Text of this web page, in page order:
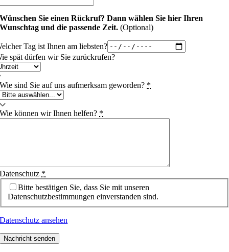
Wünschen Sie einen Rückruf? Dann wählen Sie hier Ihren
Wunschtag und die passende Zeit.(Optional)
Tag ist Ihnen am liebsten?
spät dürfen wir Sie zurückrufen?
Wie sind Sie auf uns aufmerksam geworden? *
Wie können wir Ihnen helfen? *
Datenschutz *
Bitte bestätigen Sie, dass Sie mit unseren
Datenschutzbestimmungen einverstanden sind.
Datenschutz ansehen
Nachricht senden